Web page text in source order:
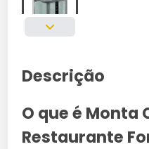
Descrição
O que é Monta
Restaurante